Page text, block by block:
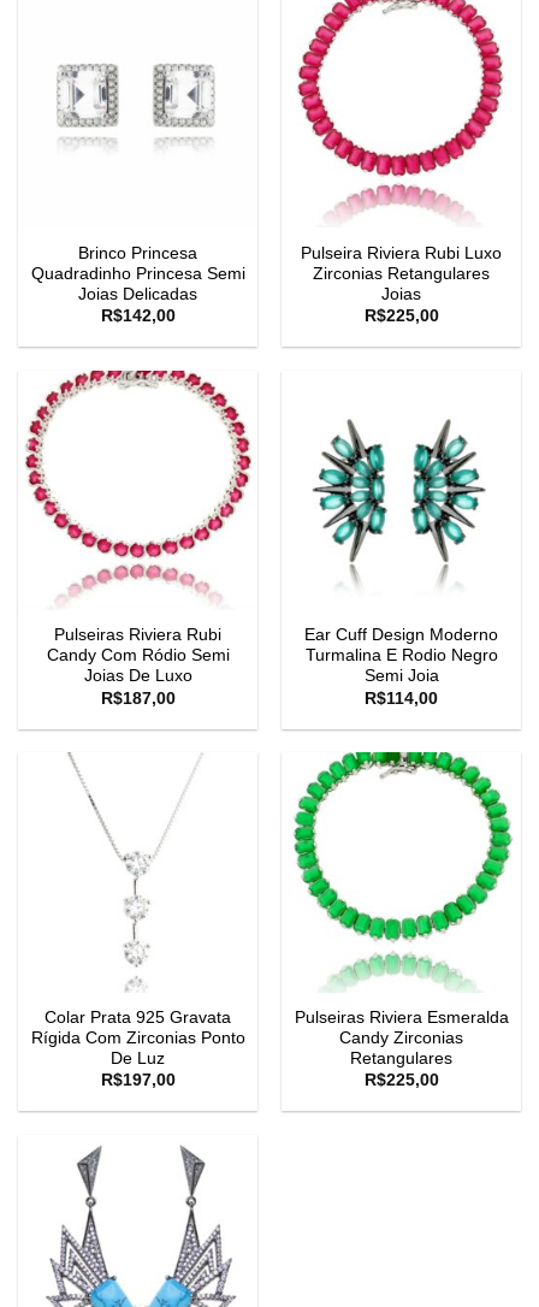
Brinco Princesa
Quadradinho Princesa Semi
Joias Delicadas
R$142,00
Pulseira Riviera Rubi Luxo
Zirconias Retangulares
Joias
R$225,00
Pulseiras Riviera Rubi
Candy Com Ródio Semi
Joias De Luxo
R$187,00
Ear Cuff Design Moderno
Turmalina E Rodio Negro
Semi Joia
R$114,00
Colar Prata 925 Gravata
Rígida Com Zirconias Ponto
De Luz
R$197,00
Pulseiras Riviera Esmeralda
Candy Zirconias
Retangulares
R$225,00